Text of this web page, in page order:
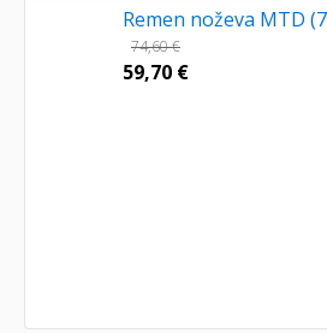
Remen noževa MTD
74,60€
59,70 €